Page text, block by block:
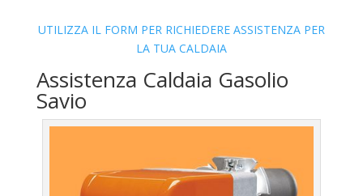
UTILIZZA IL FORM PER RICHIEDERE ASSISTENZA PER
LA TUA CALDAIA
Assistenza Caldaia Gasolio
Savio